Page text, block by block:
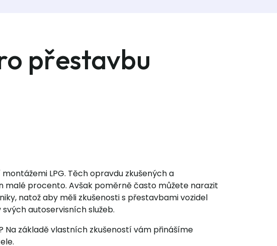
přestavbu
LPG. Těch opravdu zkušených a
malé procento. Avšak poměrně často můžete narazit
natož aby měli zkušenosti s přestavbami vozidel
autoservisních služeb.
základě vlastních zkušeností vám přinášíme